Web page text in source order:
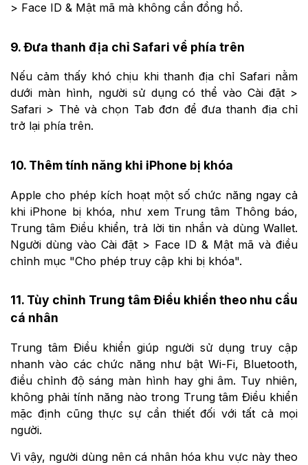
> Face ID & Mật mã mà không cần đồng hồ.
9. Đưa thanh địa chỉ Safari về phía trên
Nếu cảm thấy khó chịu khi thanh địa chỉ Safari nằm
dưới màn hình, người sử dụng có thể vào Cài đặt >
Safari > Thẻ và chọn Tab đơn để đưa thanh địa chỉ
trở lại phía trên.
10. Thêm tính năng khi iPhone bị khóa
Apple cho phép kích hoạt một số chức năng ngay cả
khi iPhone bị khóa, như xem Trung tâm Thông báo,
Trung tâm Điều khiển, trả lời tin nhắn và dùng Wallet.
Người dùng vào Cài đặt > Face ID & Mật mã và điều
chỉnh mục "Cho phép truy cập khi bị khóa".
11. Tùy chỉnh Trung tâm Điều khiển theo nhu cầu
cá nhân
Trung tâm Điều khiển giúp người sử dụng truy cập
nhanh vào các chức năng như bật Wi-Fi, Bluetooth,
điều chỉnh độ sáng màn hình hay ghi âm. Tuy nhiên,
không phải tính năng nào trong Trung tâm Điều khiển
mặc định cũng thực sự cần thiết đối với tất cả mọi
người.
Vì vậy, người dùng nên cá nhân hóa khu vực này theo